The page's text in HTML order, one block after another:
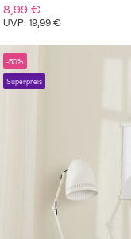
8,99 €
UVP: 19,99 €
-50%
Superpreis